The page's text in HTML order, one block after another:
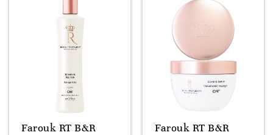
Farouk RT B&R
Farouk RT B&R